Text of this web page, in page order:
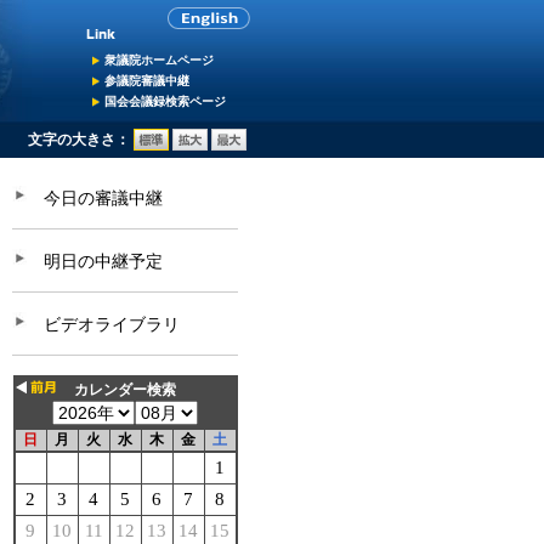
衆議院ホームページ
参議院審議中継
国会会議録検索ページ
文字の大きさ：
今日の審議中継
明日の中継予定
ビデオライブラリ
カレンダー検索
日 月 火 水 木 金 土
1
2
3 4 5 6 7
8
9
10 11 12 13 14
15